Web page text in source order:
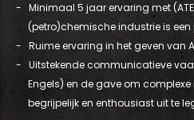
Minimaal 5 jaar ervaring met
(petro)chemische industrieis een
Ruime ervaring in het geven van
Uitstekende communicatieve
Engels) en de gave om complexe
begrijpelijk en enthousiast uit te